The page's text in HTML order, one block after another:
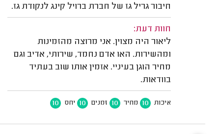
חיבור גריל גז של חברת ברויל קינג לנקודת גז.
חוות דעת:
ליאור היה מצוין. אני מרוצה מהזמינות
ומהשירות. האו אדם נחמד, שירותי, אדיב וגם
מחיר הוגן בעיניי. אזמין אותו שוב בעתיד
בוודאות.
איכות 10 מחיר 10 זמנים 10 יחס 10